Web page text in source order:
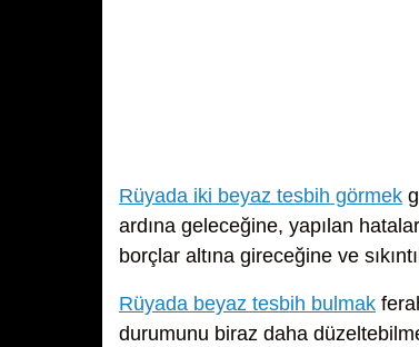
Rüyada iki beyaz tesbih görmek
ardına geleceğine, yapılan
borçlar altına gireceğine ve
Rüyada beyaz tesbih bulmak
durumunu biraz daha